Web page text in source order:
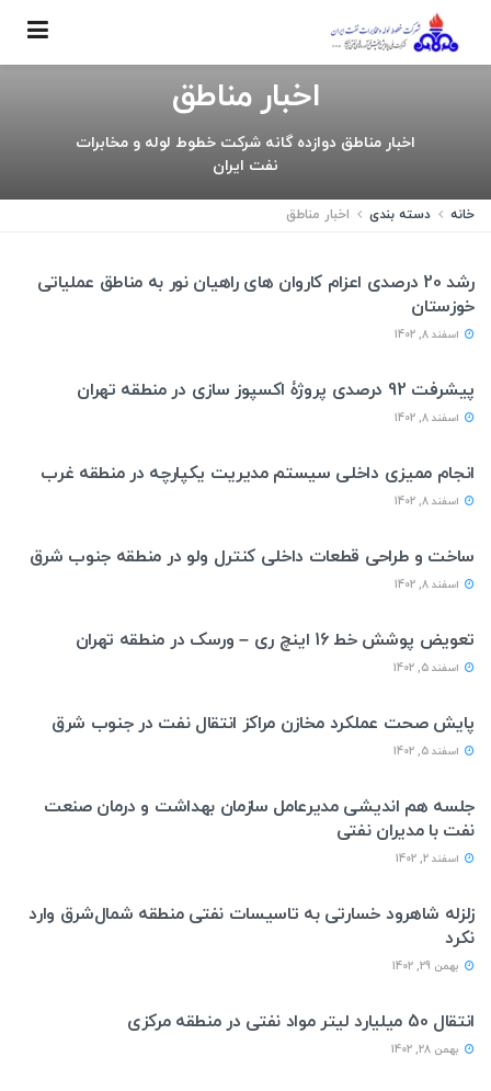
اخبار مناطق
اخبار مناطق دوازده گانه شرکت خطوط لوله و مخابرات
نفت ایران
خانه دسته بندی
اخبار مناطق
رشد 20 درصدی اعزام کاروان های راهیان نور به مناطق عملیاتی
خوزستان
اسفند 8, 1402
پیشرفت 92 درصدی پروژۀ اکسپوز سازی در منطقه تهران
اسفند 8, 1402
انجام ممیزی داخلی سیستم مدیریت یکپارچه در منطقه غرب
اسفند 8, 1402
ساخت و طراحی قطعات داخلی کنترل ولو در منطقه جنوب شرق
اسفند 8, 1402
تعویض پوشش خط 16 اینچ ری – ورسک در منطقه تهران
اسفند 5, 1402
پایش صحت عملکرد مخازن مراکز انتقال نفت در جنوب شرق
اسفند 5, 1402
جلسه هم اندیشی مدیرعامل سازمان بهداشت و درمان صنعت
نفت با مدیران نفتی
اسفند 2, 1402
زلزله شاهرود خسارتی به تاسیسات نفتی منطقه شمال‌شرق وارد
نکرد
بهمن 29, 1402
انتقال 50 میلیارد لیتر مواد نفتی در منطقه مرکزی
بهمن 28, 1402